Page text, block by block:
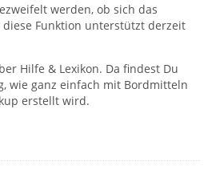
werden, ob sich das
Funktion unterstützt derzeit
Hilfe & Lexikon. Da findest Du
wie ganz einfach mit Bordmitteln
erstellt wird.